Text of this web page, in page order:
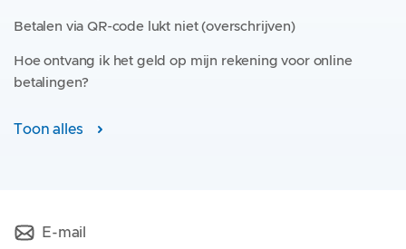
Betalen via QR-code lukt niet (overschrijven)
Hoe ontvang ik het geld op mijn rekening voor online
betalingen?
Toon alles
E-mail